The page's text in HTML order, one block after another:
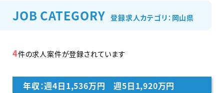
JOB CATEGORY 登録求人カテゴリ：岡山県
4件の求人案件が登録されています
年収：週4日1,536万円 週5日1,920万円